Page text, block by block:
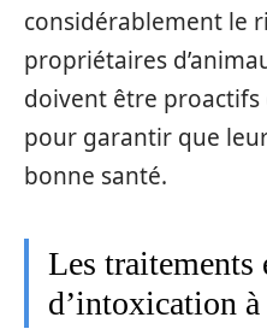
considérablement le
propriétaires
doivent être
pour garantir que
bonne santé.
Les traitements
d’intoxication